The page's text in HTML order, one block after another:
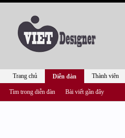
Trang chủ Diễn đàn
Tìm trong diễn đàn Bài viết gần đây
Thành viên